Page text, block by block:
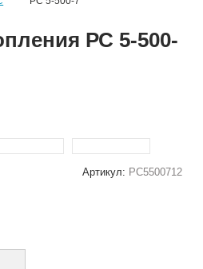
РС 5-500-
Артикул: РС5500712